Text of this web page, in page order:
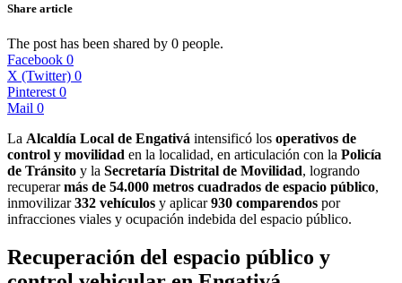
Share article
The post has been shared by 0 people.
Facebook 0
X (Twitter) 0
Pinterest 0
Mail 0
La Alcaldía Local de Engativá intensificó los operativos de
control y movilidad en la localidad, en articulación con la Policía
de Tránsito y la Secretaría Distrital de Movilidad, logrando
recuperarmás de 54.000 metros cuadrados de espacio público,
inmovilizar332 vehículos y aplicar930 comparendos por
infracciones viales y ocupación indebida del espacio público.
Recuperación del espacio público y